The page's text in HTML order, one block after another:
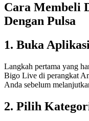
Cara Membeli
Dengan Pulsa
1. Buka
Langkah pertama yang
Bigo Live di perangkat
Anda sebelum
2. Pilih